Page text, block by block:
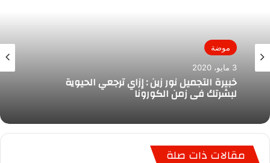
موضة
3 مايو، 2020
خبيرة التجميل نور زين : إزاي ترجعي الحيوية
لبشرتك في زمن الكورونا
مقالات ذات صلة